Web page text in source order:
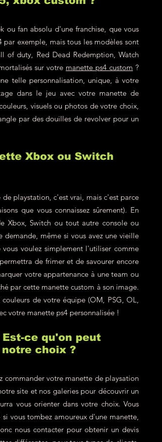
ou fan absolu d'une franchise, que vous
par exemple, mais tous les modèles sont
of duty, Red Dead Redemption, Watch
sur votre manette ps4 custom ?
telle personnalisation, unique, à votre
dans le jeu avec votre manette de
visuels ou photos de votre choix,
par des douilles de revolver pour un
Xbox ou Switch
playstation, c'est vrai, mais c'est parce
que vous connaissez sûrement). En
Xbox, Switch ou tout autre console ou
même si vous avez une vieille
voulez simplement l'utiliser comme
de frimer et de savourer encore
votre appartenance à une team ou
par cette manette custom à son image.
de votre équipe (OM, PSG, OL,
votre manette ps4 personnalisée !
ce qu'on peut
choix ?
commander votre manette de playsation
site et nos galeries pour découvrir un
vous orienter dans votre choix. Vous
vous tombez amoureux d'une manette,
nous contacter pour obtenir un devis